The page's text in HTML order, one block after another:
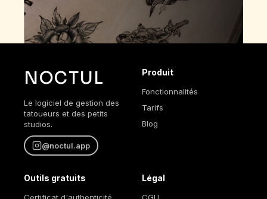
NOCTUL
Le logiciel de gestion des
tatoueurs et des petits
studios.
@noctul.app
Produit
Fonctionnalités
Tarifs
Blog
Outils gratuits Légal